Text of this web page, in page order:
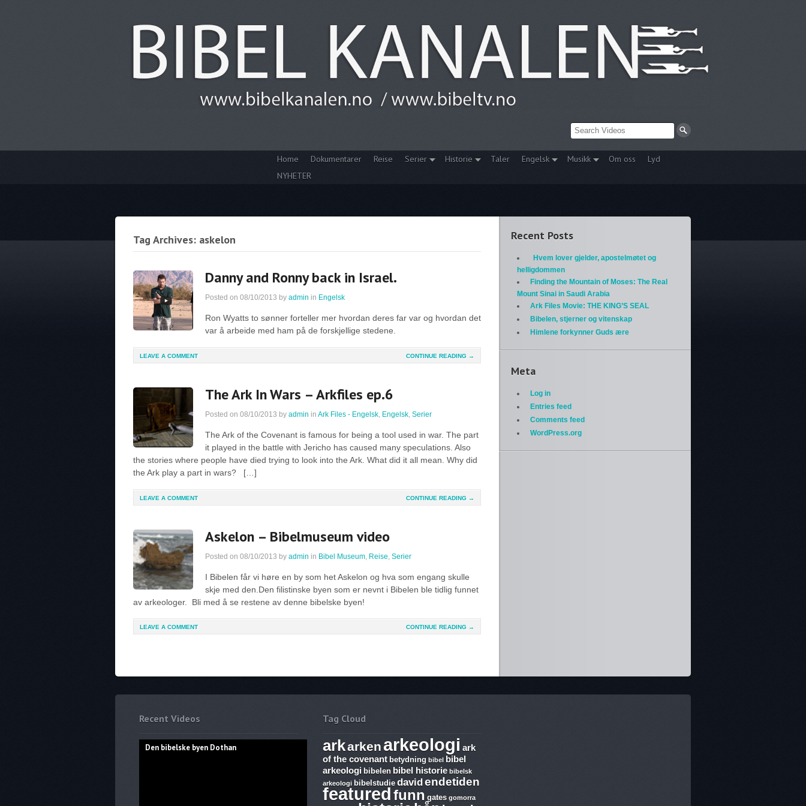
Home Dokumentarer Reise Serier Historie Taler Engelsk Musikk Om oss
Lyd
NYHETER
Tag Archives: askelon
Danny and Ronny back in Israel.
Posted on 08/10/2013 by admin in Engelsk
Ron Wyatts to sønner forteller mer hvordan deres far var og hvordan det
var å arbeide med ham på de forskjellige stedene.
LEAVE A COMMENT CONTINUE READING →
The Ark In Wars – Arkfiles ep.6
Posted on 08/10/2013 by admin in Ark Files - Engelsk Engelsk Serier
The Ark of the Covenant is famous for being a tool used in war. The part
it played in the battle with Jericho has caused many speculations. Also
the stories where people have died trying to look into the Ark. What did it all mean. Why did
the Ark play a part in wars? […]
LEAVE A COMMENT CONTINUE READING →
Askelon – Bibelmuseum video
Posted on 08/10/2013 by admin in Bibel Museum Reise Serier
I Bibelen får vi høre en by som het Askelon og hva som engang skulle
skje med den.Den filistinske byen som er nevnt i Bibelen ble tidlig funnet
av arkeologer. Bli med å se restene av denne bibelske byen!
LEAVE A COMMENT CONTINUE READING →
Recent Posts
Hvem lover gjelder, apostelmøtet og
helligdommen
Finding the Mountain of Moses: The Real
Mount Sinai in Saudi Arabia
Ark Files Movie: THE KING’S SEAL
Bibelen, stjerner og vitenskap
Himlene forkynner Guds ære
Meta
Log in
Entries feed
Comments feed
WordPress.org
Recent Videos
Den bibelske byen Dothan
Tag Cloud
arkarken arkeologi ark
of the covenant betydning bibel bibel
arkeologi bibelen bibel historie bibelsk
arkeologi bibelstudie david endetiden
featured funn gates gomorra